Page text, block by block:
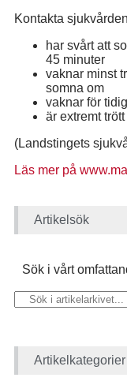
Kontakta
har svårt att
45 minuter
vaknar minst
somna om
vaknar för
är extremt
(Landstingets
Läs mer på
Artikelsök
Sök i vårt
Artikelkategorier